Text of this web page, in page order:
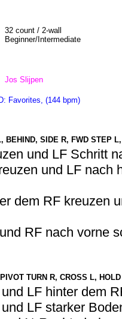
32 count / 2-wall
Beginner/Intermediate
Jos Slijpen
Favorites, (144 bpm)
BEHIND, SIDE R, FWD STEP
und LF Schritt
und LF nach
dem RF kreuzen
RF nach vorne
TURN R, CROSS L, HOLD
LF hinter dem
LF starker